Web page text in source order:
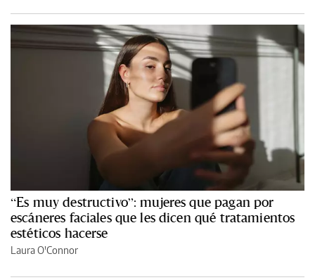
“Es muy destructivo”: mujeres que pagan por
escáneres faciales que les dicen qué tratamientos
estéticos hacerse
Laura O'Connor